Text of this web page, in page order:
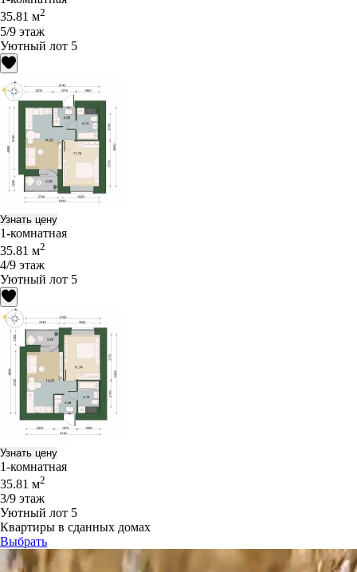
35.81 м2
5/9 этаж
Уютный лот 5
Узнать цену
1-комнатная
35.81 м2
4/9 этаж
Уютный лот 5
Узнать цену
1-комнатная
35.81 м2
3/9 этаж
Уютный лот 5
Квартиры в сданных домах
Выбрать